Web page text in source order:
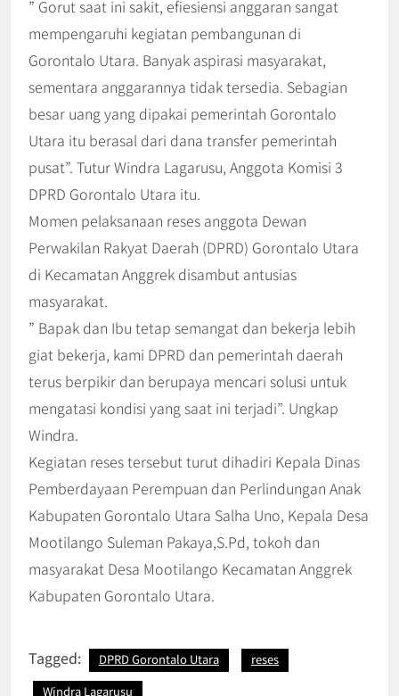
” Gorut saat ini sakit, efiesiensi anggaran sangat
mempengaruhi kegiatan pembangunan di
Gorontalo Utara. Banyak aspirasi masyarakat,
sementara anggarannya tidak tersedia. Sebagian
besar uang yang dipakai pemerintah Gorontalo
Utara itu berasal dari dana transfer pemerintah
pusat”. Tutur Windra Lagarusu, Anggota Komisi 3
DPRD Gorontalo Utara itu.
Momen pelaksanaan reses anggota Dewan
Perwakilan Rakyat Daerah (DPRD) Gorontalo Utara
di Kecamatan Anggrek disambut antusias
masyarakat.
” Bapak dan Ibu tetap semangat dan bekerja lebih
giat bekerja, kami DPRD dan pemerintah daerah
terus berpikir dan berupaya mencari solusi untuk
mengatasi kondisi yang saat ini terjadi”. Ungkap
Windra.
Kegiatan reses tersebut turut dihadiri Kepala Dinas
Pemberdayaan Perempuan dan Perlindungan Anak
Kabupaten Gorontalo Utara Salha Uno, Kepala Desa
Mootilango Suleman Pakaya,S.Pd, tokoh dan
masyarakat Desa Mootilango Kecamatan Anggrek
Kabupaten Gorontalo Utara.
Tagged: DPRD Gorontalo Utara
reses
Windra Lagarusu